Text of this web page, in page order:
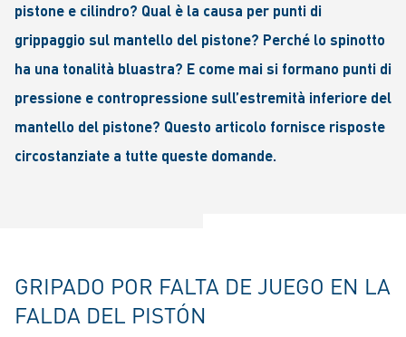
pistone e cilindro? Qual è la causa per punti di
grippaggio sul mantello del pistone? Perché lo spinotto
ha una tonalità bluastra? E come mai si formano punti di
pressione e contropressione sull’estremità inferiore del
mantello del pistone? Questo articolo fornisce risposte
circostanziate a tutte queste domande.
GRIPADO POR FALTA DE JUEGO EN LA
FALDA DEL PISTÓN